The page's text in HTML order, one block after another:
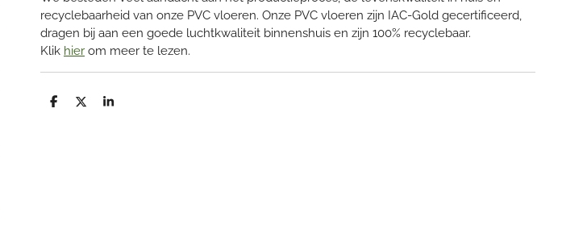
recyclebaarheid van onze PVC vloeren. Onze PVC vloeren zijn IAC-Gold gecertificeerd,
dragen bij aan een goede luchtkwaliteit binnenshuis en zijn 100% recyclebaar.
Klik hier om meer te lezen.
D
D
S